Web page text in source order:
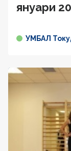
януари
УМБАЛ